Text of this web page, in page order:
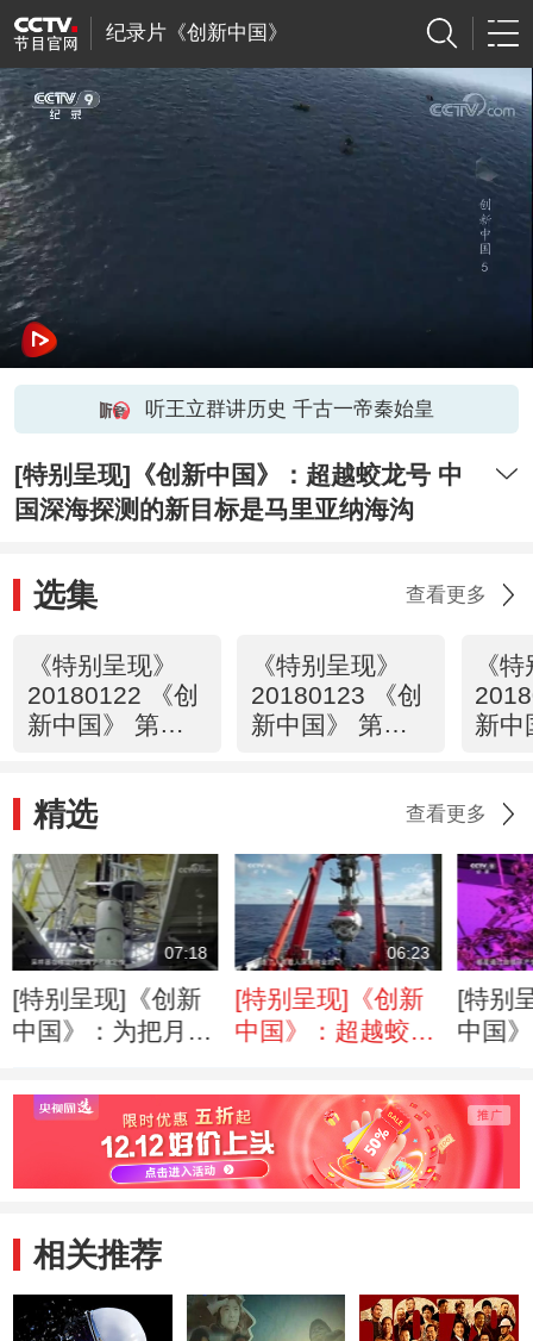
纪录片《创新中国》
听王立群讲历史 千古一帝秦始皇
[特别呈现]《创新中国》：超越蛟龙号 中
国深海探测的新目标是马里亚纳海沟
选集 查看更多
《特别呈现》
20180122 《创
新中国》 第一
《特别呈现》
20180123 《创
新中国》 第二
《
新中
精选 查看更多
07:18
[特别呈现]《创新
中国》：为把月壤
嫦娥五号装上大脑
和眼睛
06:23
[特别呈现]《创新
中国》：超越蛟龙
的新目标是马里亚
纳海沟
[特别
中国
模拟
180天
相关推荐